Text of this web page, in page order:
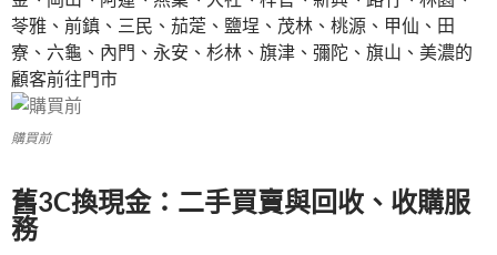
苓雅、前鎮、三民、茄萣、鹽埕、茂林、桃源、甲仙、田
寮、六龜、內門、永安、杉林、旗津、彌陀、旗山、美濃的
顧客前往門市
購買前
舊3C換現金：二手買賣與回收、收購服
務